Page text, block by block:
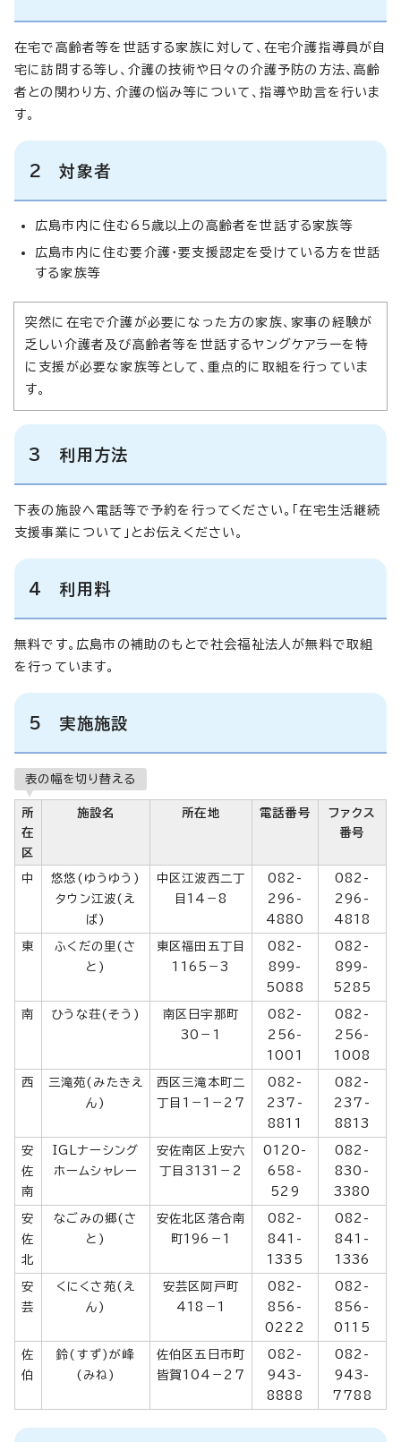
在宅で高齢者等を世話する家族に対して、在宅介護指導員が自
宅に訪問する等し、介護の技術や日々の介護予防の方法、高齢
者との関わり方、介護の悩み等について、指導や助言を行いま
す。
2 対象者
広島市内に住む65歳以上の高齢者を世話する家族等
広島市内に住む要介護・要支援認定を受けている方を世話
する家族等
突然に在宅で介護が必要になった方の家族、家事の経験が
乏しい介護者及び高齢者等を世話するヤングケアラーを特
に支援が必要な家族等として、重点的に取組を行っていま
す。
3 利用方法
下表の施設へ電話等で予約を行ってください。「在宅生活継続
支援事業について」とお伝えください。
4 利用料
無料です。広島市の補助のもとで社会福祉法人が無料で取組
を行っています。
5 実施施設
表の幅を切り替える
所
在
区
施設名 所在地 電話番号
ファクス
番号
中
悠悠(ゆうゆう)
タウン江波(え
ば)
中区江波西二丁
目14－8
082-
296-
4880
082-
296-
4818
東
ふくだの里(さ
と)
東区福田五丁目
1165－3
082-
899-
5088
082-
899-
5285
南 ひうな荘(そう)
南区日宇那町
30－1
082-
256-
1001
082-
256-
1008
西
三滝苑(みたきえ
ん)
西区三滝本町二
丁目1－1－27
082-
237-
8811
082-
237-
8813
安
佐
南
IGLナーシング
ホームシャレー
安佐南区上安六
丁目3131－2
0120-
658-
529
082-
830-
3380
安
佐
北
なごみの郷(さ
と)
安佐北区落合南
町196－1
082-
841-
1335
082-
841-
1336
安
芸
くにくさ苑(え
ん)
安芸区阿戸町
418－1
082-
856-
0222
082-
856-
0115
佐
伯
鈴(すず)が峰
(みね)
佐伯区五日市町
皆賀104－27
082-
943-
8888
082-
943-
7788